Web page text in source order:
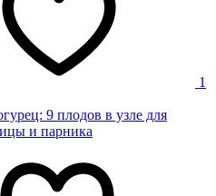
1
9 плодов в узле для
и парника